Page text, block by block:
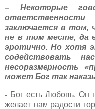
– Некоторые
заключается в том,
не в том месте, да
эротично. Но хотя
содействовать
несоразмерность
может Бог так
- Бог есть Любовь. Он
желает нам радости